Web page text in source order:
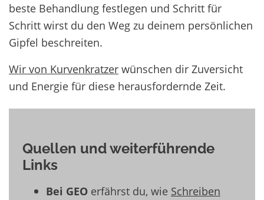
beste Behandlung festlegen und Schritt für
Schritt wirst du den Weg zu deinem persönlichen
Gipfel beschreiten.
Wir von Kurvenkratzer wünschen dir Zuversicht
und Energie für diese herausfordernde Zeit.
Quellen und weiterführende
Links
Bei GEO erfährst du, wie Schreiben